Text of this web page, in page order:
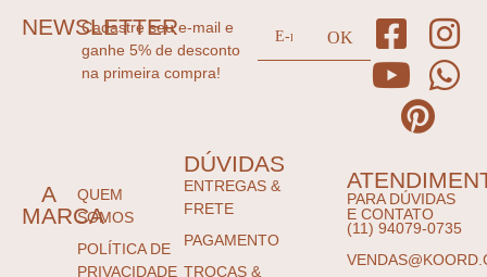
NEWSLETTER
Cadastre seu e-mail e
ganhe 5% de desconto
na primeira compra!
A
MARCA
QUEM
SOMOS
POLÍTICA DE
PRIVACIDADE
DÚVIDAS
ENTREGAS &
FRETE
PAGAMENTO
TROCAS &
PARA DÚVIDAS
E CONTATO
(11) 94079-0735